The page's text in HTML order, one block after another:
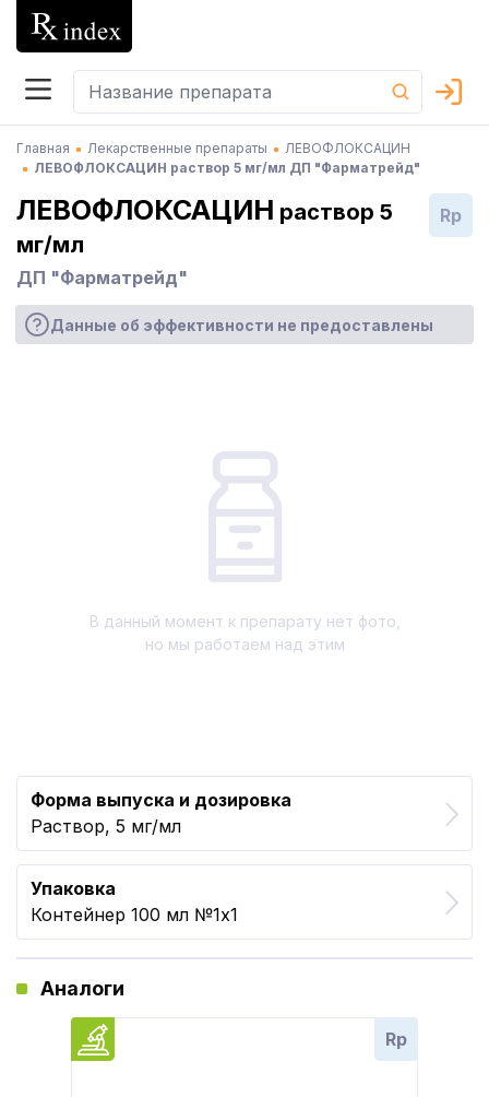
Главная Лекарственные препараты
ЛЕВОФЛОКСАЦИН
ЛЕВОФЛОКСАЦИН раствор 5 мг/мл ДП "Фарматрейд"
ЛЕВОФЛОКСАЦИН раствор 5
мг/мл
ДП "Фарматрейд"
Rp
Данные об эффективности не предоставлены
В данный момент к препарату нет фото,
но мы работаем над этим
Форма выпуска и дозировка
Раствор, 5 мг/мл
Упаковка
Контейнер 100 мл №1x1
Аналоги
Rp